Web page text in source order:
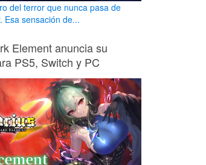
del terror que nunca pasa de
Esa sensación de...
Element anuncia su
PS5, Switch y PC